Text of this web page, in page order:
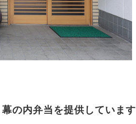
の内弁当を提供しています